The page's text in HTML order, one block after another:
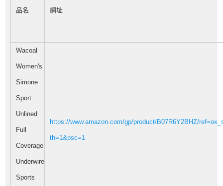
品名 網址
Wacoal
Women's
Simone
Sport
Unlined
Full
Coverage
Underwire
Sports
https://www.amazon.com/gp/product/B07R6Y2BHZ/
th=1&psc=1